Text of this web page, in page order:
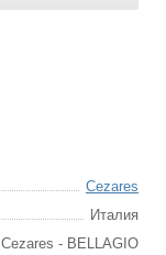
Cezares
Италия
Cezares - BELLAGIO